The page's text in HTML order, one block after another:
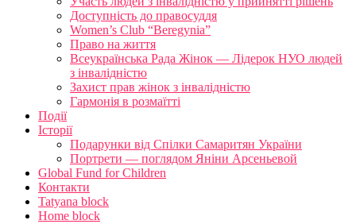
Доступність до правосуддя
Women’s Club “Beregynia”
Право на життя
Всеукраїнська Рада Жінок — Лідерок НУО людей
з інвалідністю
Захист прав жінок з інвалідністю
Гармонія в розмаїтті
Події
Історії
Подарунки від Спілки Самаритян України
Портрети — поглядом Яніни Арсеньевой
Global Fund for Children
Контакти
Tatyana block
Home block